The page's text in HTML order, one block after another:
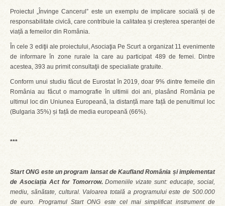
Proiectul „Învinge Cancerul” este un exemplu de implicare socială și de
responsabilitate civică, care contribuie la calitatea și creșterea speranței de
viață a femeilor din România.
În cele 3 ediţii ale proiectului, Asociaţia Pe Scurt a organizat 11 evenimente
de informare în zone rurale la care au participat 489 de femei. Dintre
acestea, 393 au primit consultaţii de specialiate gratuite.
Conform unui studiu făcut de Eurostat în 2019, doar 9% dintre femeile din
România au făcut o mamografie în ultimii doi ani, plasând România pe
ultimul loc din Uniunea Europeană, la distanță mare față de penultimul loc
(Bulgaria 35%) și față de media europeană (66%).
***
Start ONG este un program lansat de Kaufland România și implementat
de Asociația Act for Tomorrow.Domeniile vizate sunt: educație, social,
mediu, sănătate, cultural. Valoarea totală a programului este de 500.000
de euro. Programul Start ONG este cel mai simplificat instrument de